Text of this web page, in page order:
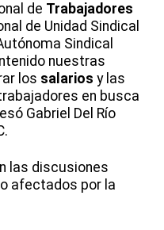
de Trabajadores
de Unidad Sindical
Sindical
nuestras
los salarios y las
en busca
Gabriel Del Río
las discusiones
afectados por la